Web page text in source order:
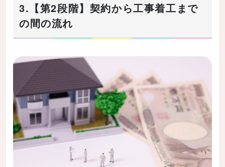
3.【第2段階】契約から工事着工まで
の間の流れ